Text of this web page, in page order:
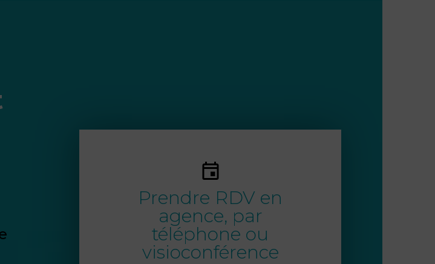
Prendre RDV en
agence, par
téléphone ou
visioconférence